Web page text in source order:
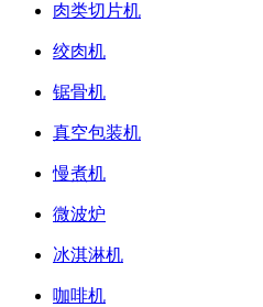
肉类切片机
绞肉机
锯骨机
真空包装机
慢煮机
微波炉
冰淇淋机
咖啡机